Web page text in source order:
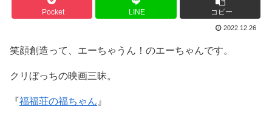
Pocket LINE コピー
2022.12.26
笑顔創造って、エーちゃうん！のエーちゃんです。
クリぼっちの映画三昧。
『福福荘の福ちゃん 』